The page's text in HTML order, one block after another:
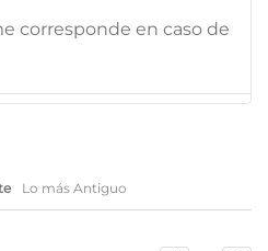
corresponde en caso de
Lo más Antiguo